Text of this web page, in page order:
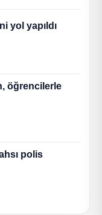
yol yapıldı
öğrencilerle
polis